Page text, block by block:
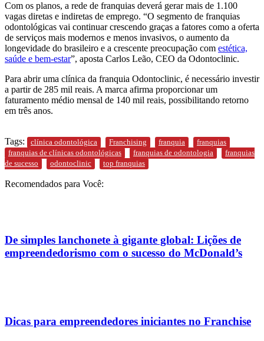
Com os planos, a rede de franquias deverá gerar mais de 1.100
vagas diretas e indiretas de emprego. “O segmento de franquias
odontológicas vai continuar crescendo graças a fatores como a oferta
de serviços mais modernos e menos invasivos, o aumento da
longevidade do brasileiro e a crescente preocupação com estética,
saúde e bem-estar”, aposta Carlos Leão, CEO da Odontoclinic.
Para abrir uma clínica da franquia Odontoclinic, é necessário investir
a partir de 285 mil reais. A marca afirma proporcionar um
faturamento médio mensal de 140 mil reais, possibilitando retorno
em três anos.
Tags: clínica odontológica Franchising franquia
franquias
franquias de clínicas odontológicas
franquias de odontologia
franquias
de sucesso
odontoclinic top franquias
Recomendados para Você:
De simples lanchonete à gigante global: Lições de
empreendedorismo com o sucesso do McDonald’s
Dicas para empreendedores iniciantes no Franchise